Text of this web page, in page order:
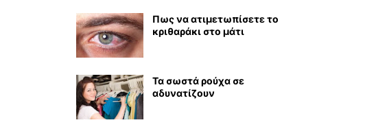
Πως να ατιμετωπίσετε το
κριθαράκι στο μάτι
Τα σωστά ρούχα σε
αδυνατίζουν